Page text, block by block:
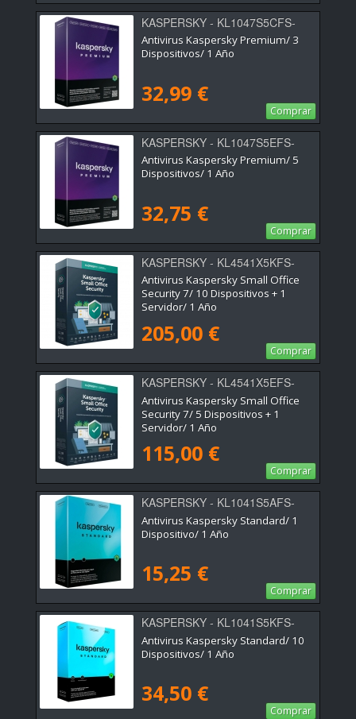
KASPERSKY - KL1047S5CFS-
SSB-ES
Antivirus Kaspersky Premium/ 3
Dispositivos/ 1 Año
32,99 €
Comprar
KASPERSKY - KL1047S5EFS-
SSB-ES
Antivirus Kaspersky Premium/ 5
Dispositivos/ 1 Año
32,75 €
Comprar
KASPERSKY - KL4541X5KFS-
20ES
Antivirus Kaspersky Small Office
Security 7/ 10 Dispositivos + 1
Servidor/ 1 Año
205,00 €
Comprar
KASPERSKY - KL4541X5EFS-
SSB-ES
Antivirus Kaspersky Small Office
Security 7/ 5 Dispositivos + 1
Servidor/ 1 Año
115,00 €
Comprar
KASPERSKY - KL1041S5AFS-
SSB-ES
Antivirus Kaspersky Standard/ 1
Dispositivo/ 1 Año
15,25 €
Comprar
KASPERSKY - KL1041S5KFS-
MSBES
Antivirus Kaspersky Standard/ 10
Dispositivos/ 1 Año
34,50 €
Comprar